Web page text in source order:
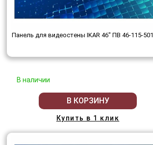
Панель для видеостены IKAR 46" ПВ 46-115-501
В наличии
В КОРЗИНУ
Купить в 1 клик